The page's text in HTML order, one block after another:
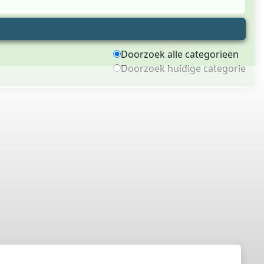
Doorzoek alle categorieën
Doorzoek huidige categorie